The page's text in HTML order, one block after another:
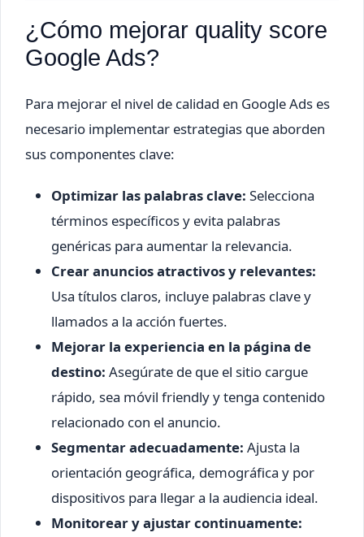
¿Cómo mejorar quality score
Google Ads?
Para mejorar el nivel de calidad en Google Ads es
necesario implementar estrategias que aborden
sus componentes clave:
Optimizar las palabras clave: Selecciona
términos específicos y evita palabras
genéricas para aumentar la relevancia.
Crear anuncios atractivos y relevantes:
Usa títulos claros, incluye palabras clave y
llamados a la acción fuertes.
Mejorar la experiencia en la página de
destino: Asegúrate de que el sitio cargue
rápido, sea móvil friendly y tenga contenido
relacionado con el anuncio.
Segmentar adecuadamente: Ajusta la
orientación geográfica, demográfica y por
dispositivos para llegar a la audiencia ideal.
Monitorear y ajustar continuamente: